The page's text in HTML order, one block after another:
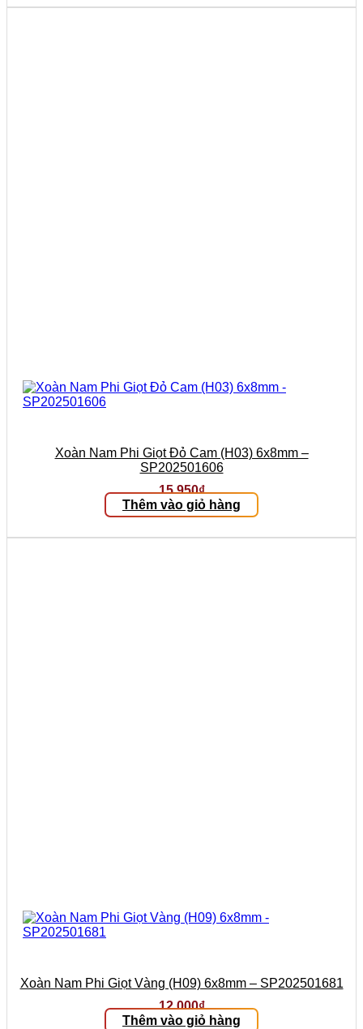
Xoàn Nam Phi Giọt Đỏ Cam (H03) 6x8mm –
SP202501606
15.950₫
Thêm vào giỏ hàng
Xoàn Nam Phi Giọt Vàng (H09) 6x8mm – SP202501681
12.000₫
Thêm vào giỏ hàng